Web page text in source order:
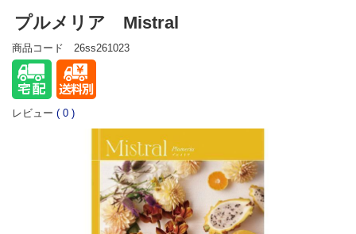
プルメリア Mistral
商品コード 26ss261023
レビュー ( 0 )